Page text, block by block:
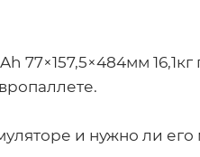
77×157,5×484мм
и нужно ли